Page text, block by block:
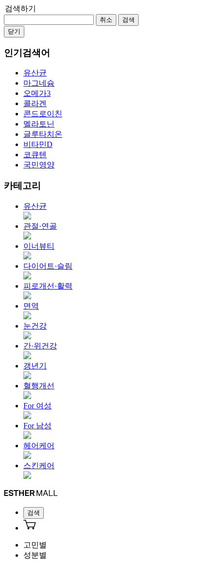
검색하기
취소
검색
닫기
인기검색어
유산균
마그네슘
오메가3
콜라겐
콘드로이친
멜라토닌
글루타치온
비타민D
코큐텐
국민영양
카테고리
유산균
관절·연골
이너뷰티
다이어트·슬림
피로개선·활력
면역
눈건강
간·위건강
갱년기
혈행개선
For 여성
For 남성
헤어케어
스킨케어
검색
고민별
성분별